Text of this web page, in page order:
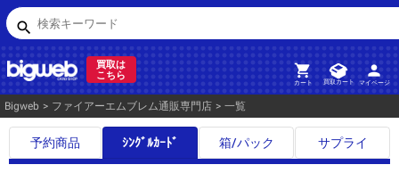
search 検索キーワード
買取は
こちら
shopping_cart
カート 買取カート
person
マイページ
Bigweb > ファイアーエムブレム通販専門店 > 一覧
予約商品 ｼﾝｸﾞﾙｶｰﾄﾞ 箱/パック サプライ